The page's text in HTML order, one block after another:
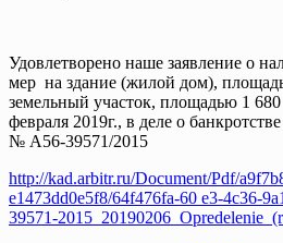
Удовлетворено наше заявление о
мер ​ на здание (жилой дом),
земельный участок, площадью 1
февраля 2019г., в деле о
№ А56-39571/2015
http://kad.arbitr.ru/Document/Pdf/
e1473dd0e5f8/64f476fa-60 e3-4c36-
39571-